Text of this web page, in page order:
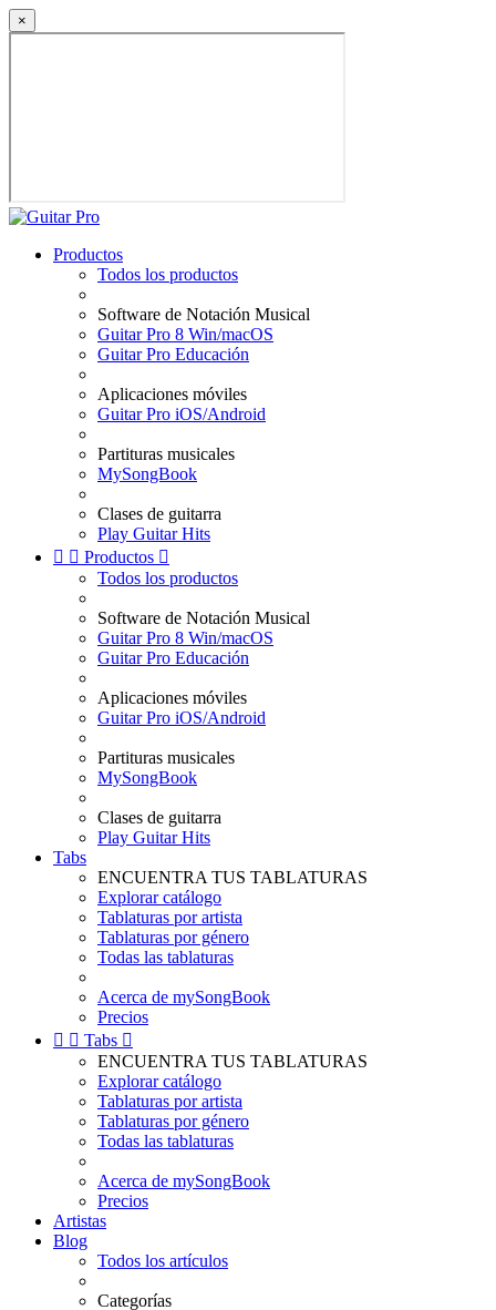
×
Productos
Todos los productos
Software de Notación Musical
Guitar Pro 8 Win/macOS
Guitar Pro Educación
Aplicaciones móviles
Guitar Pro iOS/Android
Partituras musicales
MySongBook
Clases de guitarra
Play Guitar Hits
  Productos 
Todos los productos
Software de Notación Musical
Guitar Pro 8 Win/macOS
Guitar Pro Educación
Aplicaciones móviles
Guitar Pro iOS/Android
Partituras musicales
MySongBook
Clases de guitarra
Play Guitar Hits
Tabs
ENCUENTRA TUS TABLATURAS
Explorar catálogo
Tablaturas por artista
Tablaturas por género
Todas las tablaturas
Acerca de mySongBook
Precios
  Tabs 
ENCUENTRA TUS TABLATURAS
Explorar catálogo
Tablaturas por artista
Tablaturas por género
Todas las tablaturas
Acerca de mySongBook
Precios
Artistas
Blog
Todos los artículos
Categorías